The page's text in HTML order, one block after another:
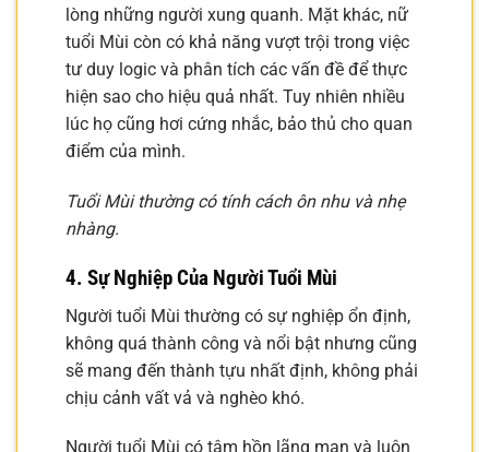
lòng những người xung quanh. Mặt khác, nữ
tuổi Mùi còn có khả năng vượt trội trong việc
tư duy logic và phân tích các vấn đề để thực
hiện sao cho hiệu quả nhất. Tuy nhiên nhiều
lúc họ cũng hơi cứng nhắc, bảo thủ cho quan
điểm của mình.
Tuổi Mùi thường có tính cách ôn nhu và nhẹ
nhàng.
4. Sự Nghiệp Của Người Tuổi Mùi
Người tuổi Mùi thường có sự nghiệp ổn định,
không quá thành công và nổi bật nhưng cũng
sẽ mang đến thành tựu nhất định, không phải
chịu cảnh vất vả và nghèo khó.
Người tuổi Mùi có tâm hồn lãng mạn và luôn